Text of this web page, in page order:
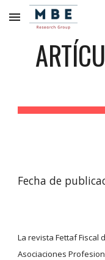
Skip to main content
Fecha de
La revista Fettaf Fiscal
Asociaciones